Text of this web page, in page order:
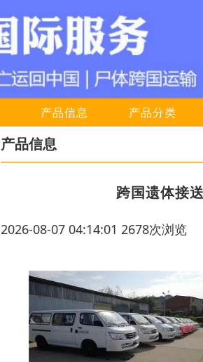
产品信息 产品分类
产品信息
跨国遗体接
2026-08-07 04:14:01 2678次浏览